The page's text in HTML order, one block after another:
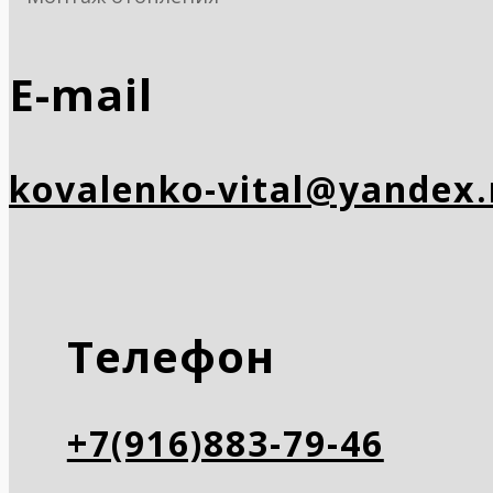
E-mail
kovalenko-
Телефон
+7(916)883-79-46